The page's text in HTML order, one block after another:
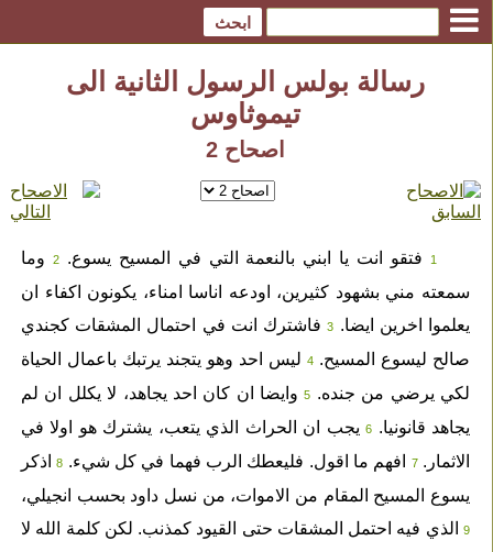
رسالة بولس الرسول الثانية الى
تيموثاوس
اصحاح 2
1فتقو انت يا ابني بالنعمة التي في المسيح يسوع. 2وما
سمعته مني بشهود كثيرين، اودعه اناسا امناء، يكونون اكفاء ان
يعلموا اخرين ايضا. 3فاشترك انت في احتمال المشقات كجندي
صالح ليسوع المسيح. 4ليس احد وهو يتجند يرتبك باعمال الحياة
لكي يرضي من جنده. 5وايضا ان كان احد يجاهد، لا يكلل ان لم
يجاهد قانونيا. 6يجب ان الحراث الذي يتعب، يشترك هو اولا في
الاثمار. 7افهم ما اقول. فليعطك الرب فهما في كل شيء. 8اذكر
يسوع المسيح المقام من الاموات، من نسل داود بحسب انجيلي،
9الذي فيه احتمل المشقات حتى القيود كمذنب. لكن كلمة الله لا